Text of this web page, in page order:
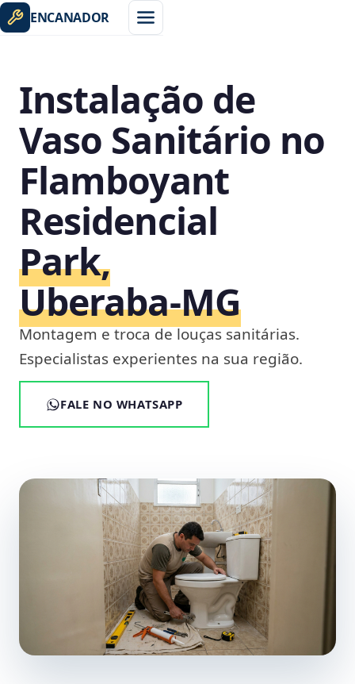
ENCANADOR
Instalação de
Vaso Sanitário no
Flamboyant
Residencial
Park,
Uberaba‑MG
Montagem e troca de louças sanitárias.
Especialistas experientes na sua região.
FALE NO WHATSAPP